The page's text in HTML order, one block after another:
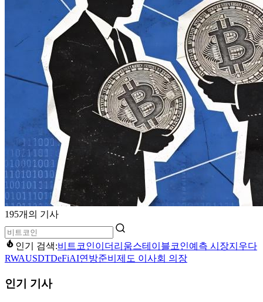
195개의 기사
인기 검색:비트코인이더리움스테이블코인예측 시장지우다
RWAUSDTDeFiAI연방준비제도 이사회 의장
인기 기사